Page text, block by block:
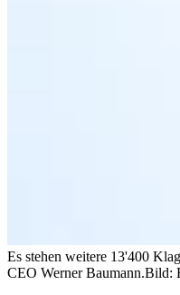
Es stehen weitere 13'400
CEO Werner Baumann.Bild: